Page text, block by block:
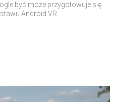
być może przygotowuje się
Android VR